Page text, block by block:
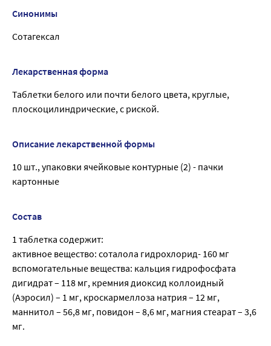
Синонимы
Сотагексал
Лекарственная форма
Таблетки белого или почти белого цвета, круглые,
плоскоцилиндрические, с риской.
Описание лекарственной формы
10 шт., упаковки ячейковые контурные (2) - пачки
картонные
Состав
1 таблетка содержит:
активное вещество: соталола гидрохлорид- 160 мг
вспомогательные вещества: кальция гидрофосфата
дигидрат – 118 мг, кремния диоксид коллоидный
(Аэросил) – 1 мг, кроскармеллоза натрия – 12 мг,
маннитол – 56,8 мг, повидон – 8,6 мг, магния стеарат – 3,6
мг.